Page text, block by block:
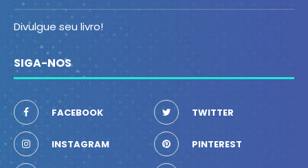
Divulgue seu livro!
SIGA-NOS
FACEBOOK TWITTER
INSTAGRAM PINTEREST